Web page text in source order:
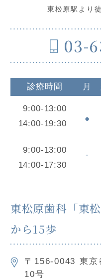
東松原駅より
診療時間 月
9:00-13:00
14:00-19:30
●
9:00-13:00
14:00-17:30
-
03-
東松原⻭科「東
から15歩
〒156-0043 東京
10号